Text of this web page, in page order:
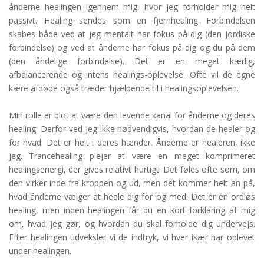
ånderne healingen igennem mig, hvor jeg forholder mig helt
passivt. Healing sendes som en fjernhealing. Forbindelsen
skabes både ved at jeg mentalt har fokus på dig (den jordiske
forbindelse) og ved at ånderne har fokus på dig og du på dem
(den åndelige forbindelse). Det er en meget kærlig,
afbalancerende og intens healings-oplevelse. Ofte vil de egne
kære afdøde også træder hjælpende til i healingsoplevelsen.
Min rolle er blot at være den levende kanal for ånderne og deres
healing. Derfor ved jeg ikke nødvendigvis, hvordan de healer og
for hvad: Det er helt i deres hænder. Ånderne er healeren, ikke
jeg. Trancehealing plejer at være en meget komprimeret
healingsenergi, der gives relativt hurtigt. Det føles ofte som, om
den virker inde fra kroppen og ud, men det kommer helt an på,
hvad ånderne vælger at heale dig for og med. Det er en ordløs
healing, men inden healingen får du en kort forklaring af mig
om, hvad jeg gør, og hvordan du skal forholde dig undervejs.
Efter healingen udveksler vi de indtryk, vi hver især har oplevet
under healingen.